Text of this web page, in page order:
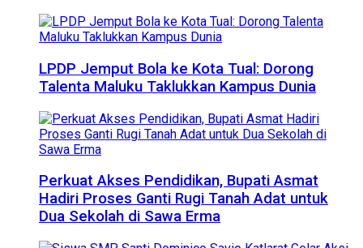
LPDP Jemput Bola ke Kota Tual: Dorong
Talenta Maluku Taklukkan Kampus Dunia
Perkuat Akses Pendidikan, Bupati Asmat
Hadiri Proses Ganti Rugi Tanah Adat untuk
Dua Sekolah di Sawa Erma